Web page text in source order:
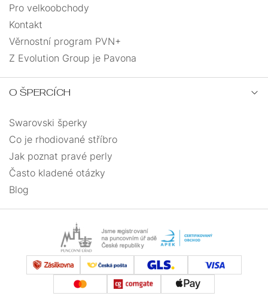
Pro velkoobchody
Kontakt
Věrnostní program PVN+
Z Evolution Group je Pavona
O ŠPERCÍCH
Swarovski šperky
Co je rhodiované stříbro
Jak poznat pravé perly
Často kladené otázky
Blog